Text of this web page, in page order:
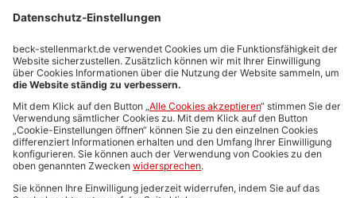
Stellenmarktpreise
Anzeigen-AGB
Media-Daten
Newsletteranmeldung
Produktübersicht
ALLGEMEIN
FAQs